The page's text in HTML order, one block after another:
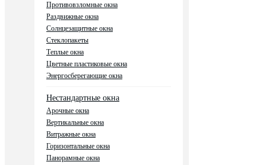
Противовзломные окна
Раздвижные окна
Солнцезащитные окна
Стеклопакеты
Теплые окна
Цветные пластиковые окна
Энергосберегающие окна
Нестандартные окна
Арочные окна
Вертикальные окна
Витражные окна
Горизонтальные окна
Панорамные окна